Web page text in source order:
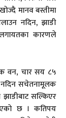
मानव बस्तीमा
नदिन, झाडी
कारणले
वन, चार सय ८५
नदिन सचेतनामूलक
झाडीबाट सल्किएर
छ । कतिपय